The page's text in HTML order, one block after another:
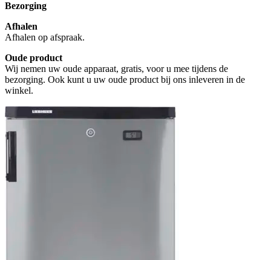
Bezorging
Afhalen
Afhalen op afspraak.
Oude product
Wij nemen uw oude apparaat, gratis, voor u mee tijdens de
bezorging. Ook kunt u uw oude product bij ons inleveren in de
winkel.